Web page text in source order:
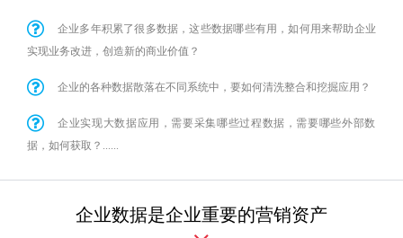
企业多年积累了很多数据，这些数据哪些有用，如何用来帮助企业
实现业务改进，创造新的商业价值？
企业的各种数据散落在不同系统中，要如何清洗整合和挖掘应用？
企业实现大数据应用，需要采集哪些过程数据，需要哪些外部数
据，如何获取？......
企业数据是企业重要的营销资产